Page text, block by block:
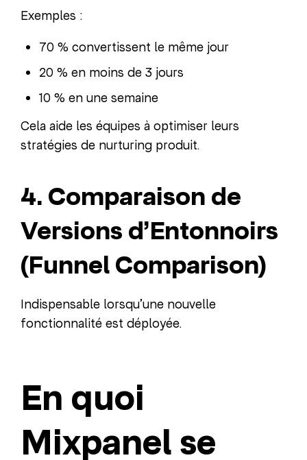
Exemples :
70 % convertissent le même jour
20 % en moins de 3 jours
10 % en une semaine
Cela aide les équipes à optimiser leurs
stratégies de nurturing produit.
4. Comparaison de
Versions d’Entonnoirs
(Funnel Comparison)
Indispensable lorsqu’une nouvelle
fonctionnalité est déployée.
En quoi
Mixpanel se